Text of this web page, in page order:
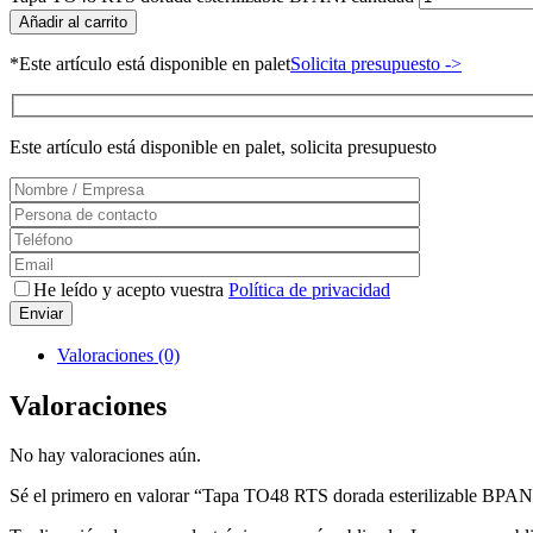
Añadir al carrito
*Este artículo está disponible en paletSolicita presupuesto ->
Este artículo está disponible en palet, solicita presupuesto
He leído y acepto vuestra Política de privacidad
Valoraciones (0)
Valoraciones
No hay valoraciones aún.
Sé el primero en valorar “Tapa TO48 RTS dorada esterilizable